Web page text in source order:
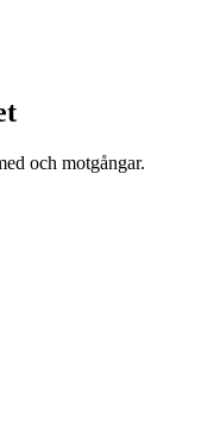
och motgångar.